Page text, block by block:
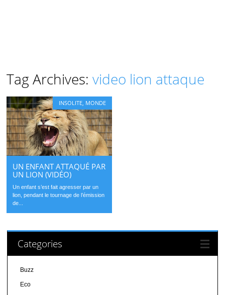
Tag Archives:video lion attaque
INSOLITE MONDE
UN ENFANT ATTAQUÉ PAR
UN LION (VIDÉO)
Un enfant s’est fait agresser par un
lion, pendant le tournage de l’émission
de...
Categories
Buzz
Eco